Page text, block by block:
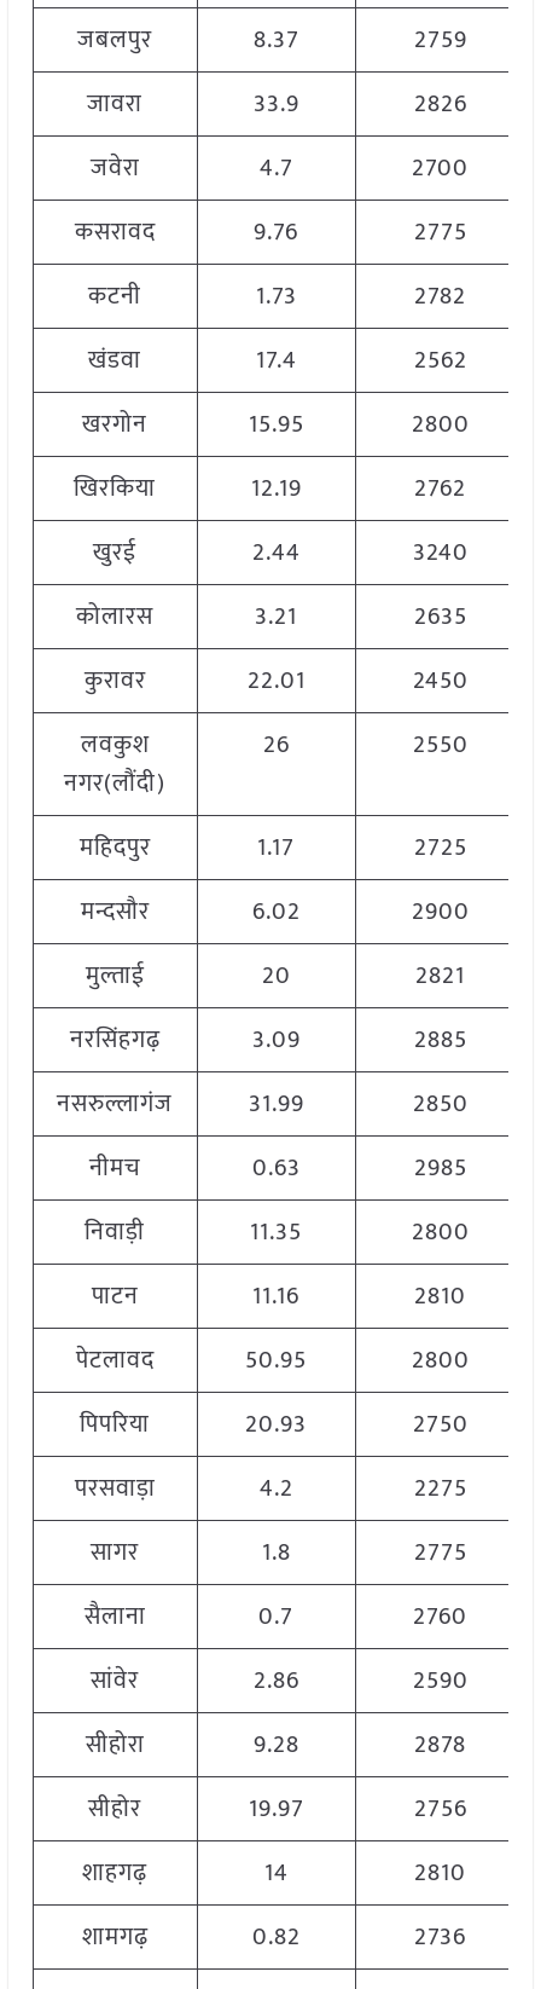
जबलपुर
8.37
2759
जावरा
33.9
2826
जवेरा
4.7
2700
कसरावद
9.76
2775
कटनी
1.73
2782
खंडवा
17.4
2562
खरगोन
15.95
2800
खिरकिया
12.19
2762
खुरई
2.44
3240
कोलारस
3.21
2635
कुरावर
22.01
2450
लवकुश
नगर(लौंदी)
26 2550
महिदपुर 1.17
2725
मन्दसौर
6.02
2900
मुल्ताई
20
2821
नरसिंहगढ़
3.09
2885
नसरुल्लागंज
31.99
2850
नीमच
0.63
2985
निवाड़ी
11.35
2800
पाटन
11.16
2810
पेटलावद
50.95
2800
पिपरिया
20.93
2750
परसवाड़ा
4.2
2275
सागर
1.8
2775
सैलाना
0.7
2760
सांवेर
2.86
2590
सीहोरा
9.28
2878
सीहोर
19.97
2756
शाहगढ़
14
2810
शामगढ़
0.82
2736